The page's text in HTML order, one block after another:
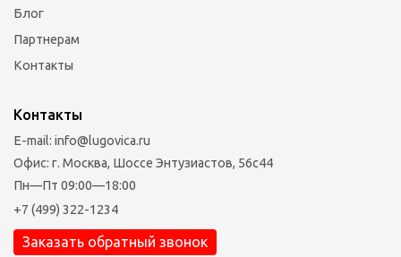
Блог
Партнерам
Контакты
Контакты
E-mail: info@lugovica.ru
Офис: г. Москва, Шоссе Энтузиастов, 56с44
Пн—Пт 09:00—18:00
+7 (499) 322-1234
Заказать обратный звонок